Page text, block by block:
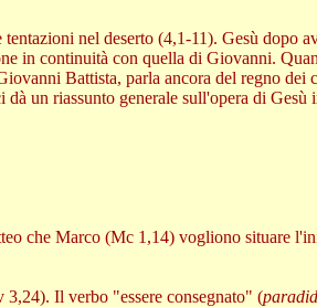
nel deserto (4,1-11). Gesù dopo
in continuità con quella di Giovanni.
Battista, parla ancora del regno
un riassunto generale sull'opera di
che Marco (Mc 1,14) vogliono situare
Il verbo "essere consegnato" (